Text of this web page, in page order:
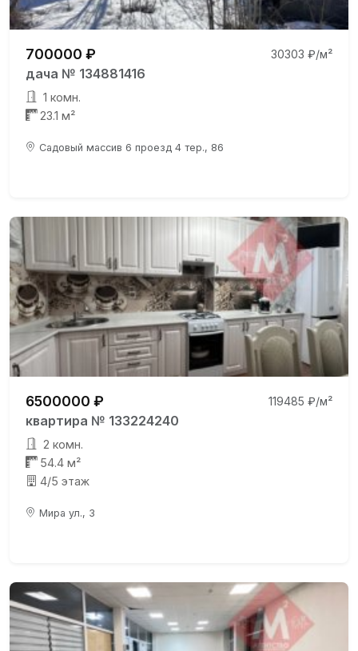
700000 ₽ 30303 ₽/м²
дача № 134881416
1 комн.
23.1 м²
Садовый массив 6 проезд 4 тер., 86
6500000 ₽ 119485 ₽/м²
квартира № 133224240
2 комн.
54.4 м²
4/5 этаж
Мира ул., 3